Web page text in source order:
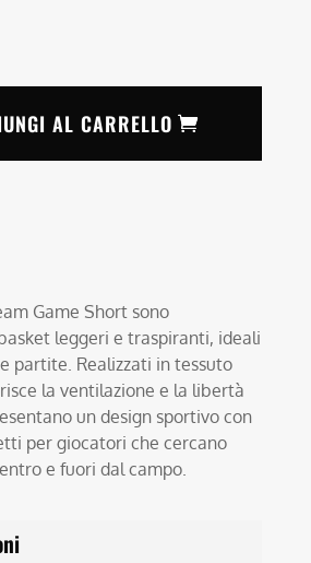
AL CARRELLO
Game Short sono
leggeri e traspiranti, ideali
partite. Realizzati in tessuto
la ventilazione e la libertà
un design sportivo con
per giocatori che cercano
e fuori dal campo.